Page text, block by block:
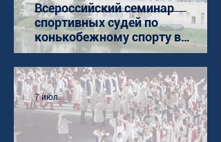
Всероссийский семинар
спортивных судей по
конькобежному спорту в
Коломне
7 июл.